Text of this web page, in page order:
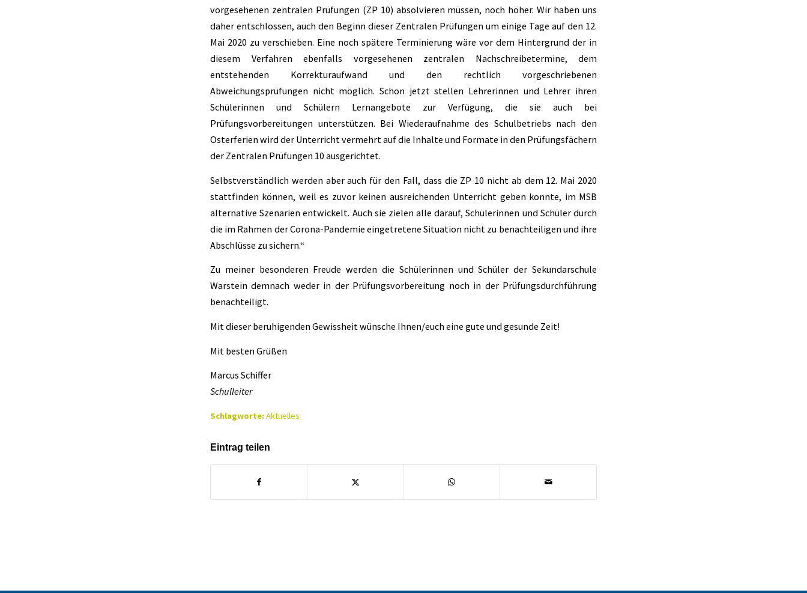
vorgesehenen zentralen Prüfungen (ZP 10) absolvieren müssen, noch höher. Wir haben uns
daher entschlossen, auch den Beginn dieser Zentralen Prüfungen um einige Tage auf den 12.
Mai 2020 zu verschieben. Eine noch spätere Terminierung wäre vor dem Hintergrund der in
diesem Verfahren ebenfalls vorgesehenen zentralen Nachschreibetermine, dem
entstehenden Korrekturaufwand und den rechtlich vorgeschriebenen
Abweichungsprüfungen nicht möglich. Schon jetzt stellen Lehrerinnen und Lehrer ihren
Schülerinnen und Schülern Lernangebote zur Verfügung, die sie auch bei
Prüfungsvorbereitungen unterstützen. Bei Wiederaufnahme des Schulbetriebs nach den
Osterferien wird der Unterricht vermehrt auf die Inhalte und Formate in den Prüfungsfächern
der Zentralen Prüfungen 10 ausgerichtet.
Selbstverständlich werden aber auch für den Fall, dass die ZP 10 nicht ab dem 12. Mai 2020
stattfinden können, weil es zuvor keinen ausreichenden Unterricht geben konnte, im MSB
alternative Szenarien entwickelt. Auch sie zielen alle darauf, Schülerinnen und Schüler durch
die im Rahmen der Corona-Pandemie eingetretene Situation nicht zu benachteiligen und ihre
Abschlüsse zu sichern.“
Zu meiner besonderen Freude werden die Schülerinnen und Schüler der Sekundarschule
Warstein demnach weder in der Prüfungsvorbereitung noch in der Prüfungsdurchführung
benachteiligt.
Mit dieser beruhigenden Gewissheit wünsche Ihnen/euch eine gute und gesunde Zeit!
Mit besten Grüßen
Marcus Schiffer
Schulleiter
Schlagworte:Aktuelles
Eintrag teilen